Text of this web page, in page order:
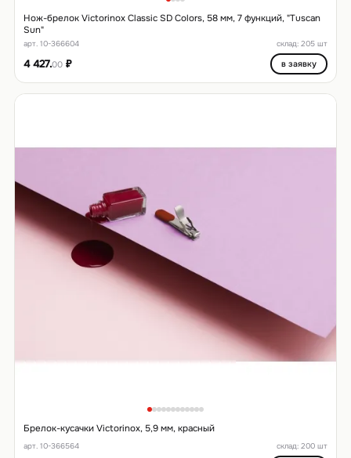
Нож-брелок Victorinox Classic SD Colors, 58 мм, 7 функций, "Tuscan
Sun"
арт. 10-366604 склад: 205 шт
4 427.00₽ в заявку
Брелок-кусачки Victorinox, 5,9 мм, красный
арт. 10-366564 склад: 200 шт